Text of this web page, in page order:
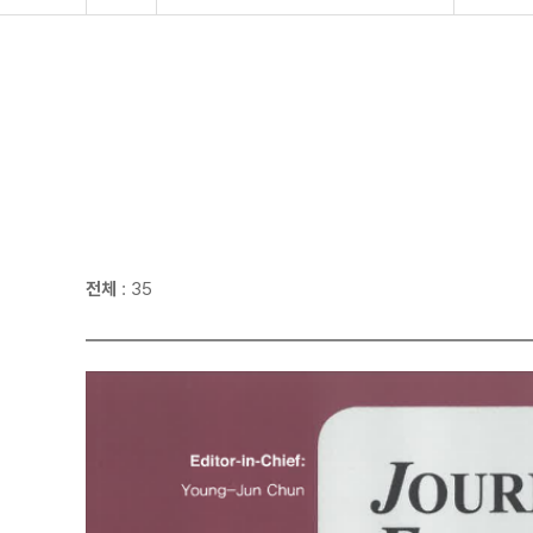
전체 : 35